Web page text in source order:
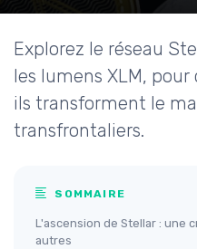
Explorez le réseau
les lumens XLM,
ils transforment le
transfrontaliers.
SOMMAIRE
L'ascension de Stellar : une
autres